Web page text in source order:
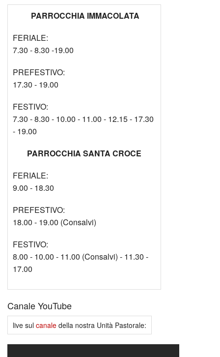
PARROCCHIA IMMACOLATA
FERIALE:
7.30 - 8.30 -19.00
PREFESTIVO:
17.30 - 19.00
FESTIVO:
7.30 - 8.30 - 10.00 - 11.00 - 12.15 - 17.30
- 19.00
PARROCCHIA SANTA CROCE
FERIALE:
9.00 - 18.30
PREFESTIVO:
18.00 - 19.00 (Consalvi)
FESTIVO:
8.00 - 10.00 - 11.00 (Consalvi) - 11.30 -
17.00
Canale YouTube
live sul canale della nostra Unità Pastorale: